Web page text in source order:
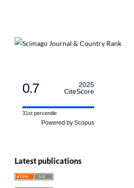
0.7
2025
CiteScore
31st percentile
Powered by Scopus
Latest publications